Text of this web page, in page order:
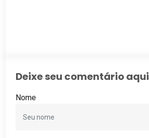
Deixe seu comentário aqui
Nome